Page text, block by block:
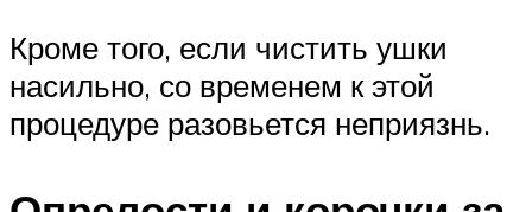
Кроме того, если чистить ушки
насильно, со временем к этой
процедуре разовьется неприязнь.